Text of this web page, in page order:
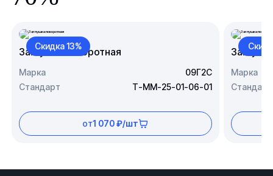
Скидка 13%
Заглушка поворотная
Марка
09Г2С
Стандарт
Т-ММ-25-01-06-01
от1 070 ₽/шт
Марка
Стандарт